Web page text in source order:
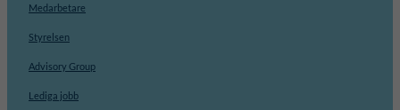
Medarbetare
Styrelsen
Advisory Group
Lediga jobb